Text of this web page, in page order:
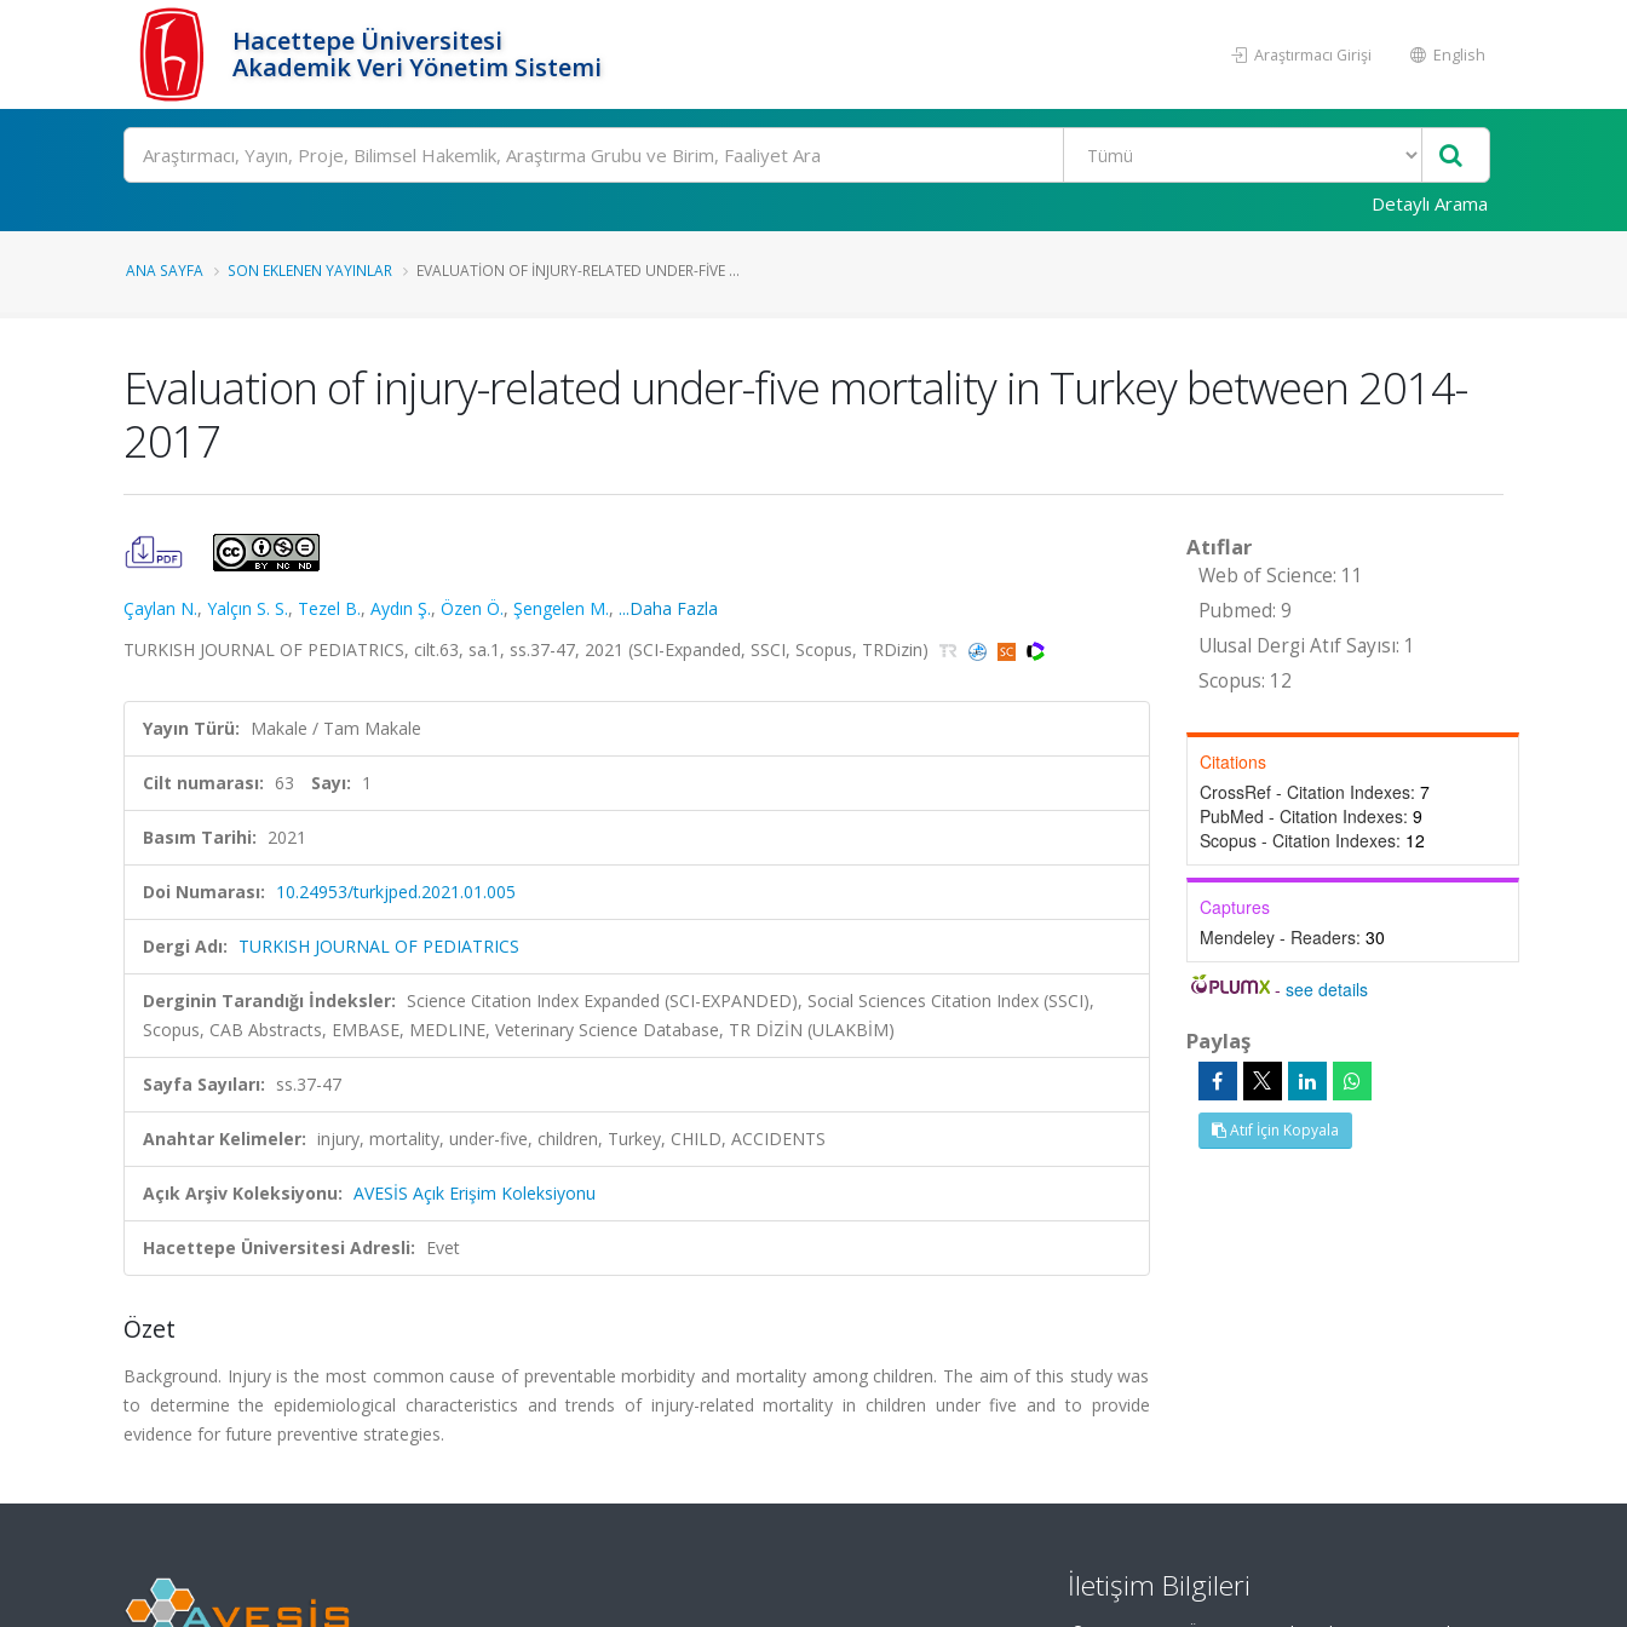
Hacettepe Üniversitesi
Akademik Veri Yönetim Sistemi
Araştırmacı Girişi English
Ara
Detaylı Arama
ANA SAYFA SON EKLENEN YAYINLAR EVALUATION OF INJURY-RELATED UNDER-FIVE ...
Evaluation of injury-related under-five mortality in Turkey between 2014-
2017
Çaylan N., Yalçın S. S., Tezel B., Aydın Ş., Özen Ö., Şengelen M., ...Daha Fazla
TURKISH JOURNAL OF PEDIATRICS, cilt.63, sa.1, ss.37-47, 2021 (SCI-Expanded, SSCI, Scopus, TRDizin)
Yayın Türü: Makale / Tam Makale
Cilt numarası: 63 Sayı: 1
Basım Tarihi: 2021
Doi Numarası: 10.24953/turkjped.2021.01.005
Dergi Adı: TURKISH JOURNAL OF PEDIATRICS
Derginin Tarandığı İndeksler: Science Citation Index Expanded (SCI-EXPANDED), Social Sciences Citation Index (SSCI),
Scopus, CAB Abstracts, EMBASE, MEDLINE, Veterinary Science Database, TR DİZİN (ULAKBİM)
Sayfa Sayıları: ss.37-47
Anahtar Kelimeler: injury, mortality, under-five, children, Turkey, CHILD, ACCIDENTS
Açık Arşiv Koleksiyonu: AVESİS Açık Erişim Koleksiyonu
Hacettepe Üniversitesi Adresli: Evet
Özet
Background. Injury is the most common cause of preventable morbidity and mortality among children. The aim of this study was
to determine the epidemiological characteristics and trends of injury-related mortality in children under five and to provide
evidence for future preventive strategies.
Atıflar
Web of Science: 11
Pubmed: 9
Ulusal Dergi Atıf Sayısı: 1
Scopus: 12
Citations
CrossRef - Citation Indexes: 7
PubMed - Citation Indexes: 9
Scopus - Citation Indexes: 12
Captures
Mendeley - Readers: 30
-see details
Paylaş
Atıf İçin Kopyala
İletişim Bilgileri